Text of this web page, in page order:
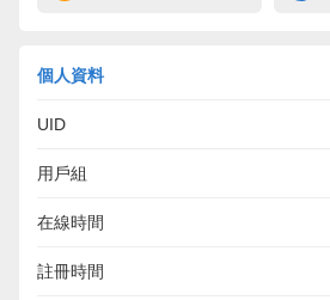
個人資料
UID
用戶組
在線時間
註冊時間